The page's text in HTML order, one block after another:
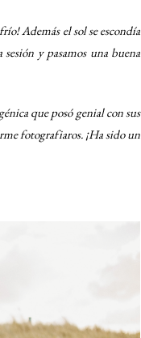
Además el sol se escondía
y pasamos una buena
que posó genial con sus
fotografiaros. ¡Ha sido un